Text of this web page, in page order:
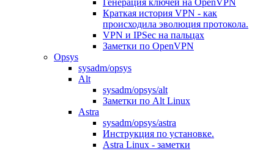
Генерация ключей на OpenVPN
Краткая история VPN - как
происходила эволюция протокола.
VPN и IPSec на пальцах
Заметки по OpenVPN
Opsys
sysadm/opsys
Alt
sysadm/opsys/alt
Заметки по Alt Linux
Astra
sysadm/opsys/astra
Инструкция по установке.
Astra Linux - заметки